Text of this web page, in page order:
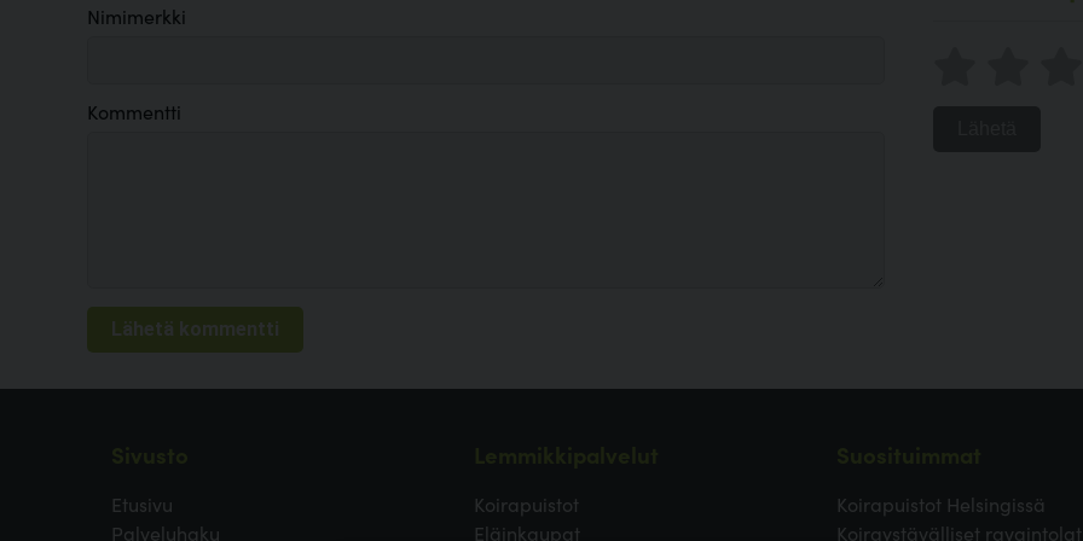
Nimimerkki
Kommentti
Etusivu
Palveluhaku
Koirapuistot
Eläinkaupat
Koirapuistot Helsingissä
Koiraystävälliset ravaintolat